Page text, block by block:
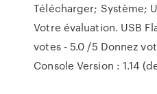
Télécharger; Système;
Votre évaluation. USB
votes - 5.0 /5 Donnez
Console Version : 1.14